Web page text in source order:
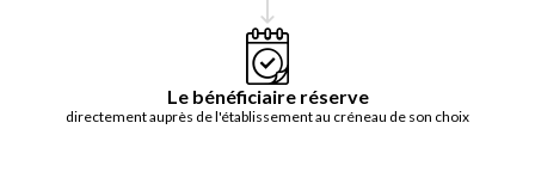
Le bénéficiaire réserve
directement auprès de l'établissement au créneau de son choix